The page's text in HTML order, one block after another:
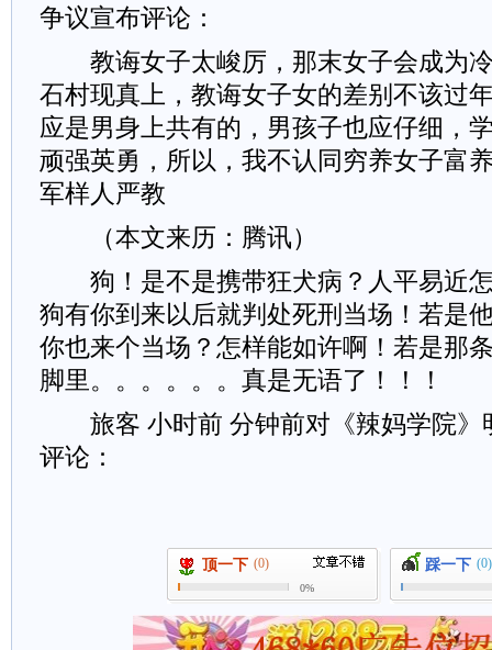
争议宣布评论：
教诲女子太峻厉，那末女子会成为冷
石村现真上，教诲女子女的差别不该过
应是男身上共有的，男孩子也应仔细，
顽强英勇，所以，我不认同穷养女子富
军样人严教
（本文来历：腾讯）
狗！是不是携带狂犬病？人平易近怎
狗有你到来以后就判处死刑当场！若是
你也来个当场？怎样能如许啊！若是那
脚里。。。。。。真是无语了！！！
旅客 小时前 分钟前对《辣妈学院》
评论：
顶一下 (0)
0%
踩一下 (0)